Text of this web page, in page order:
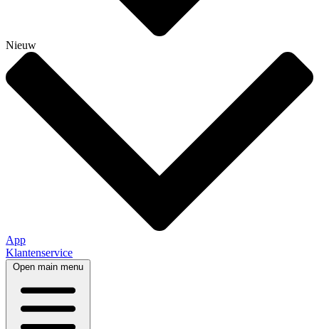
Nieuw
App
Klantenservice
Open main menu